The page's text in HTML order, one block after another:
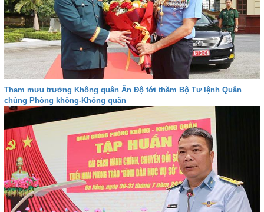
Tham mưu trưởng Không quân Ấn Độ tới thăm Bộ Tư lệnh Quân
chủng Phòng không-Không quân